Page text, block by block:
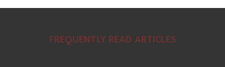
FREQUENTLY READ ARTICLES